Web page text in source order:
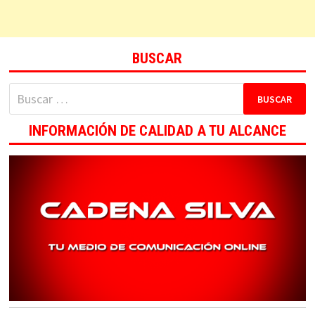
BUSCAR
Buscar:
INFORMACIÓN DE CALIDAD A TU ALCANCE